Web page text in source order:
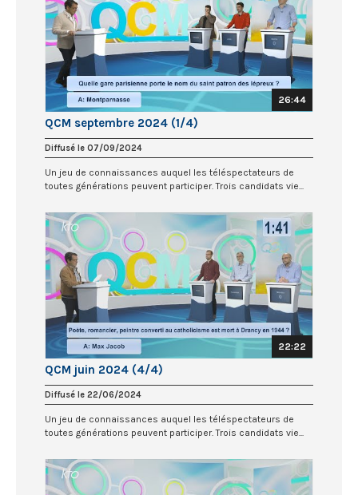
26:44
QCM septembre 2024 (1/4)
Diffusé le 07/09/2024
Un jeu de connaissances auquel les téléspectateurs de
toutes générations peuvent participer. Trois candidats vie...
22:22
QCM juin 2024 (4/4)
Diffusé le 22/06/2024
Un jeu de connaissances auquel les téléspectateurs de
toutes générations peuvent participer. Trois candidats vie...